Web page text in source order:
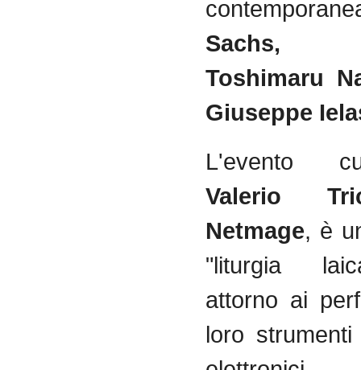
Sachs,
Toshimaru
Giuseppe
L'evento
Valerio
Netmage, è
"liturgia
attorno ai
loro